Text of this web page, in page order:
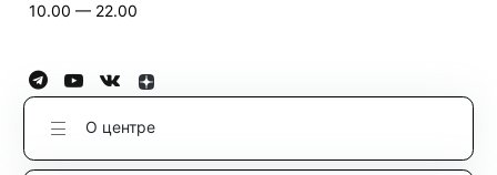
10.00 — 22.00
О центре